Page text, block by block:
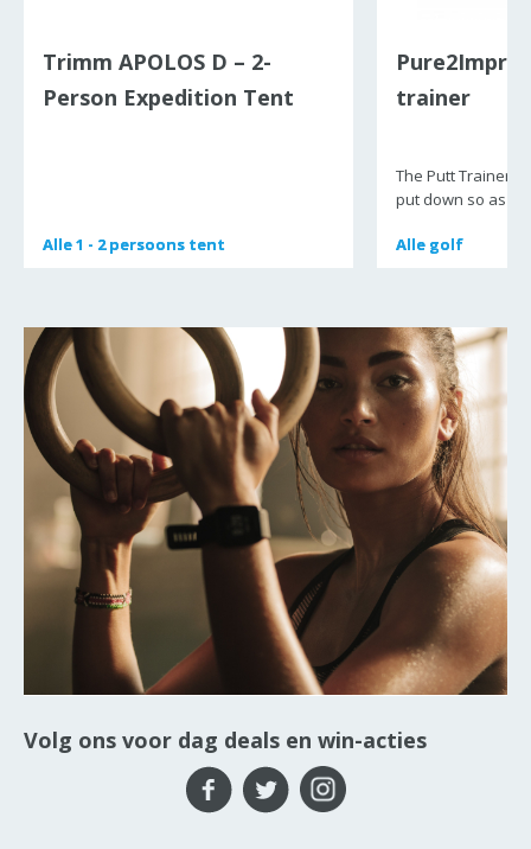
Trimm APOLOS D – 2-
Person Expedition Tent
Alle1 - 2 persoons tent
Alle1 - 2 persoons tent
trainer
The Putt Trainer
put down so as to
Alle golf
Alle golf
Volg ons voor dag deals en win-acties